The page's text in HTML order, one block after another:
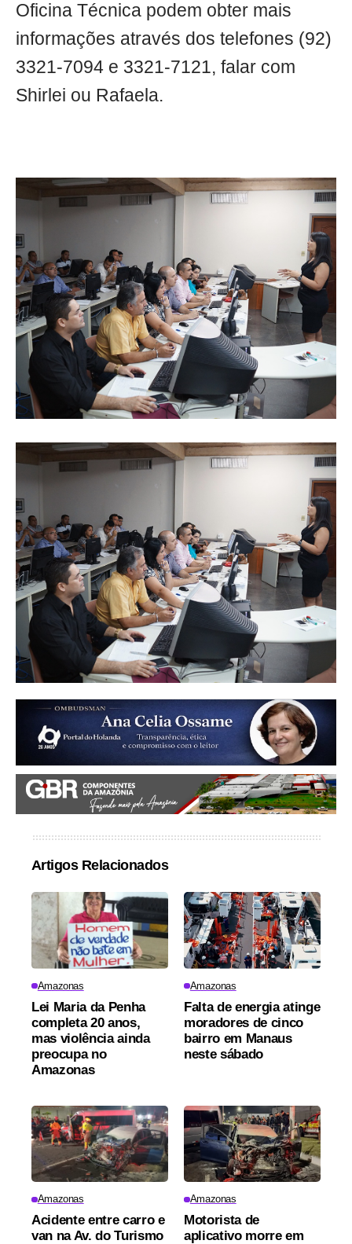
Oficina Técnica podem obter mais
informações através dos telefones (92)
3321-7094 e 3321-7121, falar com
Shirlei ou Rafaela.
Artigos Relacionados
Amazonas
Lei Maria da Penha
completa 20 anos,
mas violência ainda
preocupa no
Amazonas
Amazonas
Falta de energia atinge
moradores de cinco
bairro em Manaus
neste sábado
Amazonas
Acidente entre carro e
van na Av. do Turismo
Amazonas
Motorista de
aplicativo morre em